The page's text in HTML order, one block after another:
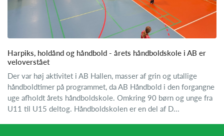
Harpiks, holdånd og håndbold - årets håndboldskole i AB er
veloverstået
Der var høj aktivitet i AB Hallen, masser af grin og utallige
håndboldtimer på programmet, da AB Håndbold i den forgangne
uge afholdt årets håndboldskole. Omkring 90 børn og unge fra
U11 til U15 deltog. Håndboldskolen er en del af D...